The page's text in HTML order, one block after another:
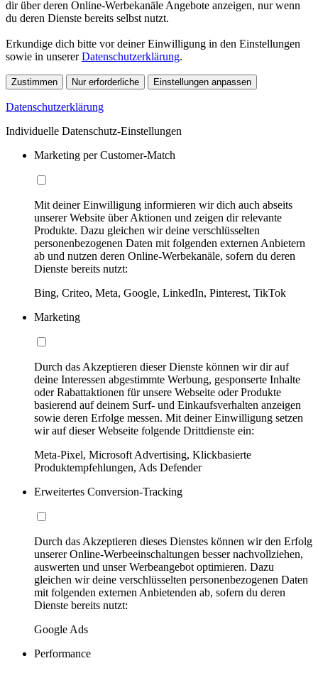
dir über deren Online-Werbekanäle Angebote anzeigen, nur wenn
du deren Dienste bereits selbst nutzt.
Erkundige dich bitte vor deiner Einwilligung in den Einstellungen
sowie in unsererDatenschutzerklärung.
Zustimmen Nur erforderliche Einstellungen anpassen
Datenschutzerklärung
Individuelle Datenschutz-Einstellungen
Marketing per Customer-Match
Mit deiner Einwilligung informieren wir dich auch abseits
unserer Website über Aktionen und zeigen dir relevante
Produkte. Dazu gleichen wir deine verschlüsselten
personenbezogenen Daten mit folgenden externen Anbietern
ab und nutzen deren Online-Werbekanäle, sofern du deren
Dienste bereits nutzt:
Bing, Criteo, Meta, Google, LinkedIn, Pinterest, TikTok
Marketing
Durch das Akzeptieren dieser Dienste können wir dir auf
deine Interessen abgestimmte Werbung, gesponserte Inhalte
oder Rabattaktionen für unsere Webseite oder Produkte
basierend auf deinem Surf- und Einkaufsverhalten anzeigen
sowie deren Erfolge messen. Mit deiner Einwilligung setzen
wir auf dieser Webseite folgende Drittdienste ein:
Meta-Pixel, Microsoft Advertising, Klickbasierte
Produktempfehlungen, Ads Defender
Erweitertes Conversion-Tracking
Durch das Akzeptieren dieses Dienstes können wir den Erfolg
unserer Online-Werbeeinschaltungen besser nachvollziehen,
auswerten und unser Werbeangebot optimieren. Dazu
gleichen wir deine verschlüsselten personenbezogenen Daten
mit folgenden externen Anbietenden ab, sofern du deren
Dienste bereits nutzt:
Google Ads
Performance